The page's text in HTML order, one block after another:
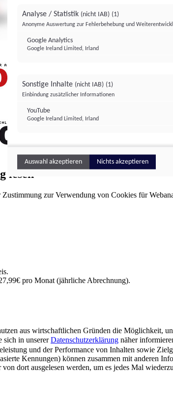
professionell
lesen
zur Verwendung von Cookies für
pro Monat (jährliche Abrechnung).
aus wirtschaftlichen Gründen die Möglichkeit,
sich in unsererDatenschutzerklärung näher
und der Performance von Inhalten sowie
Kennungen) können zusammen mit anderen
dort ausgelesen werden, um es jedes Mal
Analyse / Statistik (nicht IAB) (1)
Anonyme Auswertung zur Fehlerbehebung und
Google Analytics
Google Ireland Limited, Irland
Sonstige Inhalte (nicht IAB) (1)
Einbindung zusätzlicher Informationen
YouTube
Google Ireland Limited, Irland
Auswahl akzeptieren Nichts akzeptieren